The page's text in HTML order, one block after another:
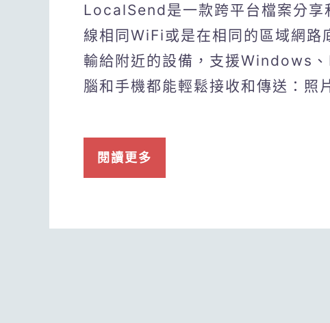
LocalSend是一款跨平台檔案分享
線相同WiFi或是在相同的區域網路
輸給附近的設備，支援Windows
腦和手機都能輕鬆接收和傳送：照
閱讀更多